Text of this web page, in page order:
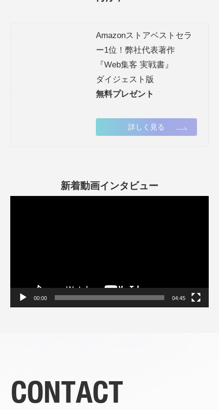
Amazonストアベストセラ
ー1位！弊社代表著作
『Web集客 実戦書』
ダイジェスト版
無料プレゼント
詳しく見る
新着動画インタビュー
00:00 04:45
CONTACT